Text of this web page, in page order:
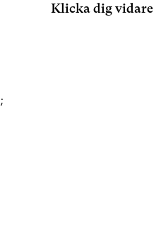
Klicka dig
;